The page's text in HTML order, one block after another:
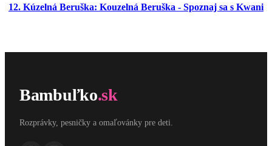
12. Kúzelná Beruška: Kouzelná Beruška - Spoznaj sa s Kwani
Bambuľko.sk
Rozprávky, pesničky a omaľovánky pre deti.